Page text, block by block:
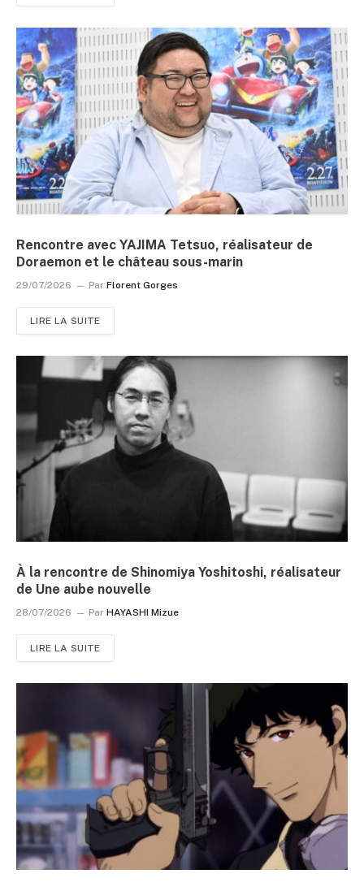
Rencontre avec YAJIMA Tetsuo, réalisateur de
Doraemon et le château sous-marin
29/07/2026 Par Florent Gorges
LIRE LA SUITE
À la rencontre de Shinomiya Yoshitoshi, réalisateur
de Une aube nouvelle
28/07/2026 Par HAYASHI Mizue
LIRE LA SUITE